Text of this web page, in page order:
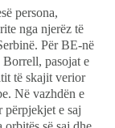
persona,
nga njerëz të
Për BE-në
Borrell, pasojat e
të skajit verior
Në vazhdën e
e saj